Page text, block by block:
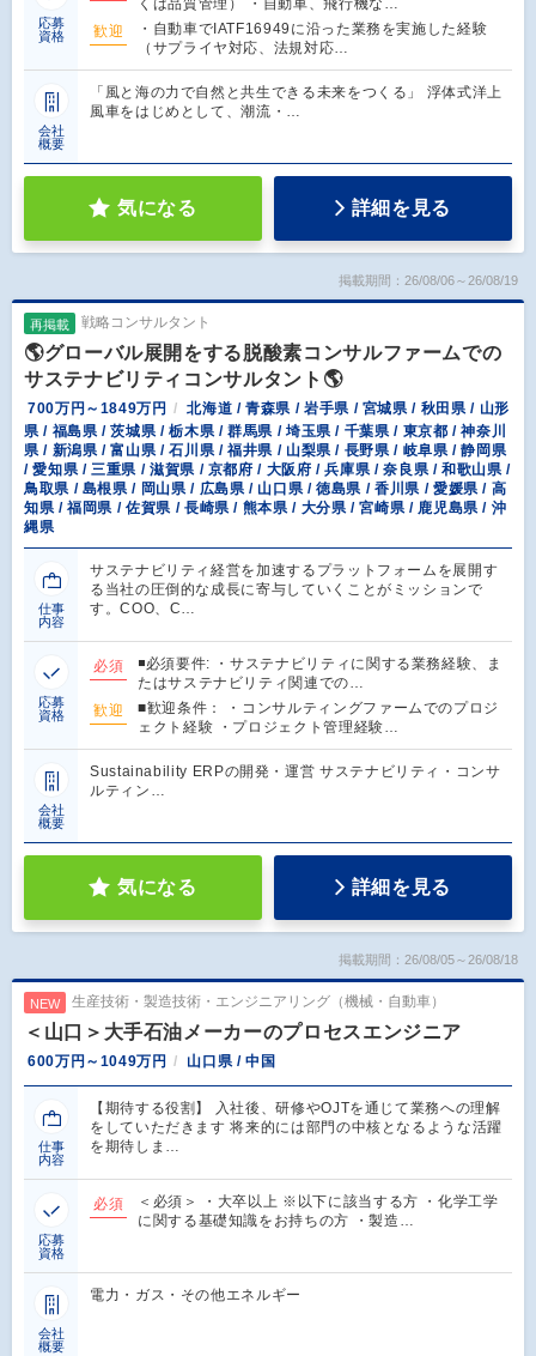
応募
資格
くは品質管理） ・自動車、飛行機な…
歓迎
・自動車でIATF16949に沿った業務を実施した経験
（サプライヤ対応、法規対応…
会社
概要
「風と海の力で自然と共生できる未来をつくる」 浮体式洋上
風車をはじめとして、潮流・…
気になる 詳細を見る
掲載期間：26/08/06～26/08/19
再掲載 戦略コンサルタント
🌎グローバル展開をする脱酸素コンサルファームでの
サステナビリティコンサルタント🌎
700万円～1849万円
北海道 / 青森県 / 岩手県 / 宮城県 / 秋田県 / 山形
県 / 福島県 / 茨城県 / 栃木県 / 群馬県 / 埼玉県 / 千葉県 / 東京都 / 神奈川
県 / 新潟県 / 富山県 / 石川県 / 福井県 / 山梨県 / 長野県 / 岐阜県 / 静岡県
/ 愛知県 / 三重県 / 滋賀県 / 京都府 / 大阪府 / 兵庫県 / 奈良県 / 和歌山県 /
鳥取県 / 島根県 / 岡山県 / 広島県 / 山口県 / 徳島県 / 香川県 / 愛媛県 / 高
知県 / 福岡県 / 佐賀県 / 長崎県 / 熊本県 / 大分県 / 宮崎県 / 鹿児島県 / 沖
縄県
仕事
内容
サステナビリティ経営を加速するプラットフォームを展開す
る当社の圧倒的な成長に寄与していくことがミッションで
す。COO、C…
応募
資格
必須
◾️必須要件: ・サステナビリティに関する業務経験、ま
たはサステナビリティ関連での…
歓迎
■歓迎条件： ・コンサルティングファームでのプロジ
ェクト経験 ・プロジェクト管理経験…
会社
概要
Sustainability ERPの開発・運営 サステナビリティ・コンサ
ルティン…
気になる 詳細を見る
掲載期間：26/08/05～26/08/18
NEW 生産技術・製造技術・エンジニアリング（機械・自動車）
＜山口＞大手石油メーカーのプロセスエンジニア
600万円～1049万円 山口県 / 中国
仕事
内容
【期待する役割】 入社後、研修やOJTを通じて業務への理解
をしていただきます 将来的には部門の中核となるような活躍
を期待しま…
応募
資格
必須
＜必須＞ ・大卒以上 ※以下に該当する方 ・化学工学
に関する基礎知識をお持ちの方 ・製造…
会社
概要
電力・ガス・その他エネルギー